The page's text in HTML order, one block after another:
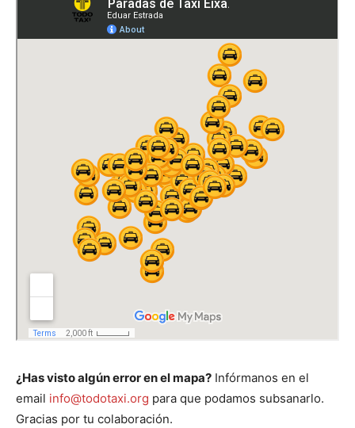
¿Has visto algún error en el mapa? Infórmanos en el
email info@todotaxi.org para que podamos subsanarlo.
Gracias por tu colaboración.